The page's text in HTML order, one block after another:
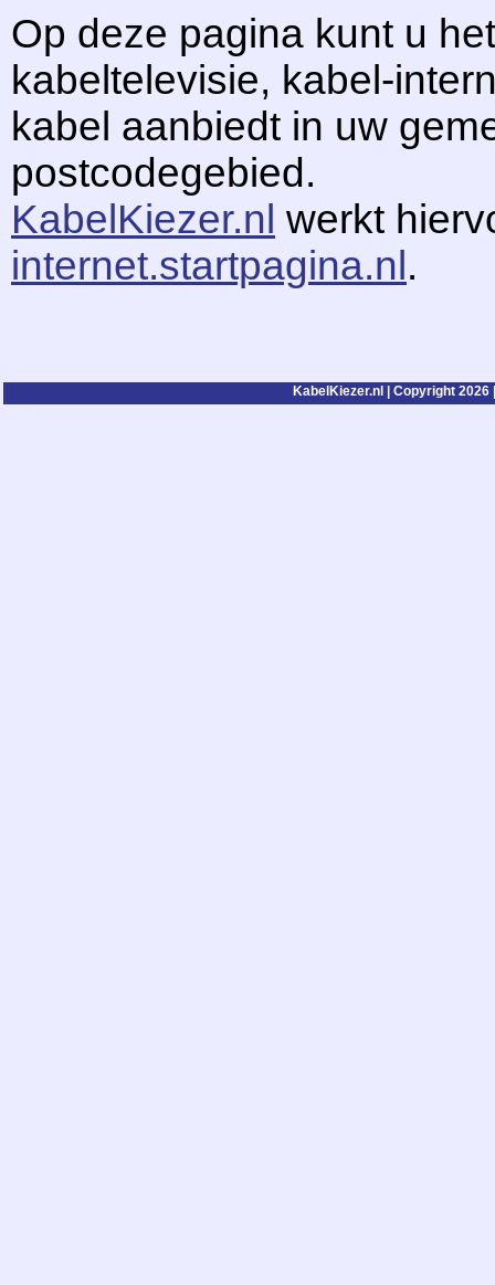
Op deze pagina kunt u
kabeltelevisie, kabel-
kabel aanbiedt in uw
postcodegebied.
KabelKiezer.nl werkt
internet.startpagina.nl.
KabelKiezer.nl | Copyright 2026